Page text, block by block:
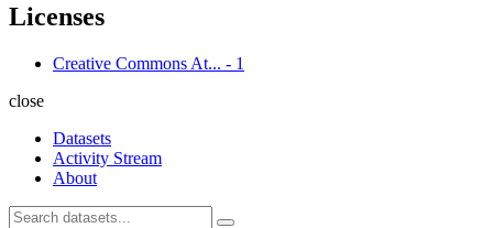
Licenses
Creative Commons At... - 1
close
Datasets
Activity Stream
About